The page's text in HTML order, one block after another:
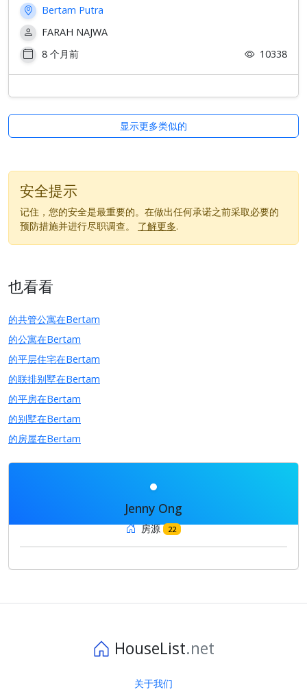
Bertam Putra
FARAH NAJWA
8 个月前
10338
显示更多类似的
安全提示
记住，您的安全是最重要的。在做出任何承诺之前采取必要的
预防措施并进行尽职调查。 了解更多.
也看看
的共管公寓在Bertam
的公寓在Bertam
的平层住宅在Bertam
的联排别墅在Bertam
的平房在Bertam
的别墅在Bertam
的房屋在Bertam
Jenny Ong
房源 22
HouseList.net
关于我们